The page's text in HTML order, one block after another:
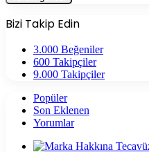
Bizi Takip Edin
3.000 Beğeniler
600 Takipçiler
9.000 Takipçiler
Popüler
Son Eklenen
Yorumlar